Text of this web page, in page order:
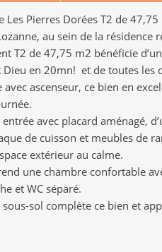
Les Pierres Dorées T2 de
au sein de la résidence
T2 de 47,75 m2 bénéficie
en 20mn! et de toutes les
avec ascenseur, ce bien en
entrée avec placard aménagé,
de cuisson et meubles de
extérieur au calme.
une chambre confortable
et WC séparé.
sous-sol complète ce bien et